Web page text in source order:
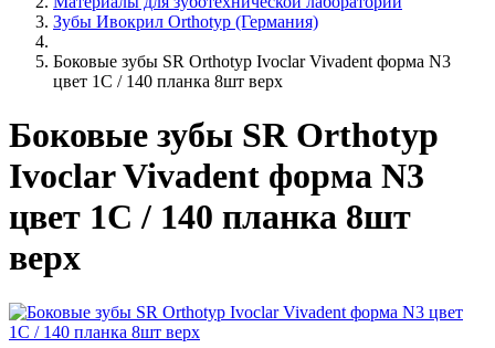
Зубы Ивокрил Orthotyp (Германия)
Боковые зубы SR Orthotyp Ivoclar Vivadent форма N3
цвет 1С / 140 планка 8шт верх
Боковые зубы SR Orthotyp
Ivoclar Vivadent форма N3
цвет 1С / 140 планка 8шт
верх